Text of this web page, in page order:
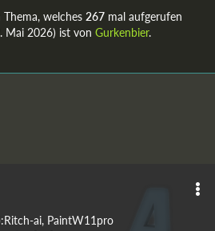
welches 267 mal aufgerufen
Mai 2026) ist von Gurkenbier.
ai, PaintW11pro